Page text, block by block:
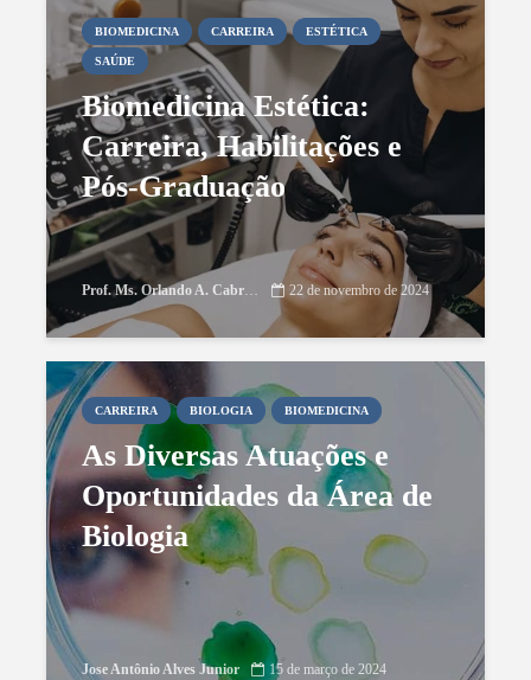
BIOMEDICINA CARREIRA ESTÉTICA
SAÚDE
Biomedicina Estética:
Carreira, Habilitações e
Pós-Graduação
Prof. Ms. Orlando A. Cabrera 22 de novembro de 2024
CARREIRA BIOLOGIA BIOMEDICINA
As Diversas Atuações e
Oportunidades da Área de
Biologia
Jose Antônio Alves Junior 15 de março de 2024